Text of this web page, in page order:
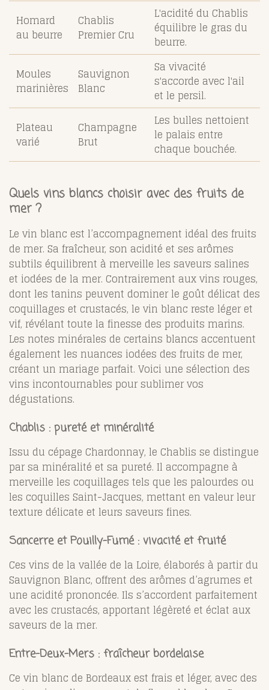
Homard
au beurre
Chablis
Premier Cru
L'acidité du Chablis
équilibre le gras du
beurre.
Moules
marinières
Sauvignon
Blanc
Sa vivacité
s'accorde avec l'ail
et le persil.
Plateau
varié
Champagne
Brut
Les bulles nettoient
le palais entre
chaque bouchée.
Quels vins blancs choisir avec des fruits de
mer ?
Le vin blanc est l’accompagnement idéal des fruits
de mer. Sa fraîcheur, son acidité et ses arômes
subtils équilibrent à merveille les saveurs salines
et iodées de la mer. Contrairement aux vins rouges,
dont les tanins peuvent dominer le goût délicat des
coquillages et crustacés, le vin blanc reste léger et
vif, révélant toute la finesse des produits marins.
Les notes minérales de certains blancs accentuent
également les nuances iodées des fruits de mer,
créant un mariage parfait. Voici une sélection des
vins incontournables pour sublimer vos
dégustations.
Chablis : pureté et minéralité
Issu du cépage Chardonnay, le Chablis se distingue
par sa minéralité et sa pureté. Il accompagne à
merveille les coquillages tels que les palourdes ou
les coquilles Saint-Jacques, mettant en valeur leur
texture délicate et leurs saveurs fines.
Sancerre et Pouilly-Fumé : vivacité et fruité
Ces vins de la vallée de la Loire, élaborés à partir du
Sauvignon Blanc, offrent des arômes d’agrumes et
une acidité prononcée. Ils s’accordent parfaitement
avec les crustacés, apportant légèreté et éclat aux
saveurs de la mer.
Entre-Deux-Mers : fraîcheur bordelaise
Ce vin blanc de Bordeaux est frais et léger, avec des